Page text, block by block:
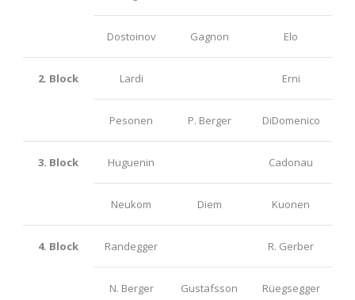
Dostoinov Gagnon Elo
2. Block Lardi Erni
Pesonen P. Berger DiDomenico
3. Block Huguenin Cadonau
Neukom Diem Kuonen
4. Block Randegger R. Gerber
N. Berger Gustafsson Rüegsegger